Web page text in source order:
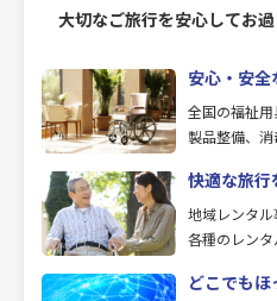
大切なご旅行を安心してお
安心・安
全国の福祉
製品整備、
快適な旅行
地域レンタ
各種のレン
どこでも